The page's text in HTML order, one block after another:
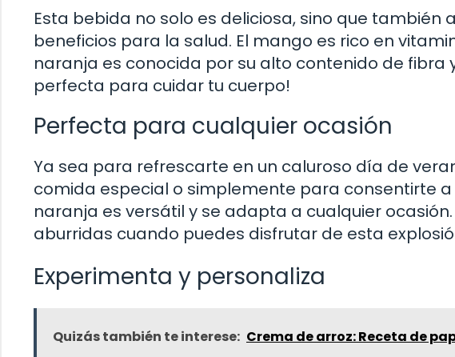
Esta bebida no solo es deliciosa, sino que
beneficios para la salud. El mango es rico en
naranja es conocida por su alto contenido de fibra
perfecta para cuidar tu cuerpo!
Perfecta para cualquier ocasión
Ya sea para refrescarte en un caluroso día de
comida especial o simplemente para consentirte
naranja es versátil y se adapta a cualquier
aburridas cuando puedes disfrutar de esta
Experimenta y personaliza
Quizás también te interese: Crema de arroz: Receta de